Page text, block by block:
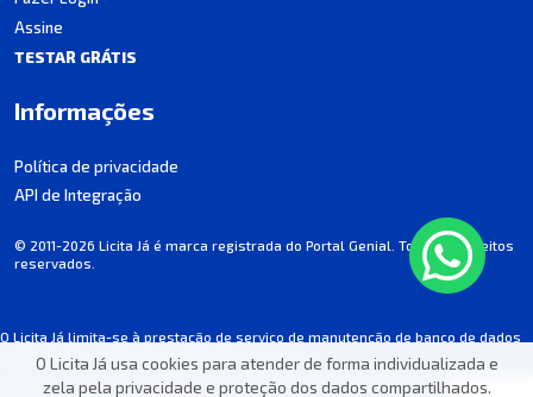
O Licita Já usa cookies para atender de forma individualizada e
zela pela privacidade e proteção dos dados compartilhados.
O Licita Já limita-se à prestação de serviço de manutenção de banco de dados
de licitações, não participando dos processos.
Algumas informações podem apresentar incorreções involuntárias. Consulte
Assine
TESTAR GRÁTIS
Informações
Política de privacidade
API de Integração
© 2011-2026 Licita Já é marca registrada do Portal Genial. Todos os direitos
reservados.